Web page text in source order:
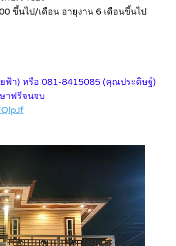
ขึ้นไป/เดือน อายุงาน 6 เดือนขึ้นไป
ฟ้า) หรือ 081-8415085 (คุณประดิษฐ์)
าฟรีจนจบ